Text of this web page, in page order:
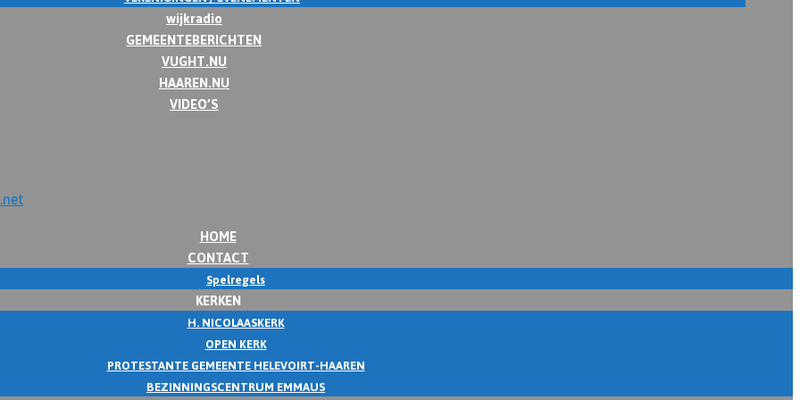
wijkradio
GEMEENTEBERICHTEN
VUGHT.NU
HAAREN.NU
VIDEO’S
HOME
CONTACT
Spelregels
KERKEN
H. NICOLAASKERK
OPEN KERK
PROTESTANTE GEMEENTE HELEVOIRT-HAAREN
BEZINNINGSCENTRUM EMMAUS